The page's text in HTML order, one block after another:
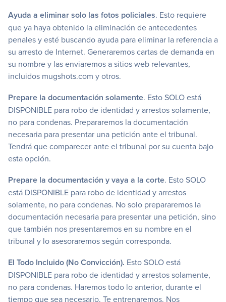
Ayuda a eliminar solo las fotos policiales. Esto requiere
que ya haya obtenido la eliminación de antecedentes
penales y esté buscando ayuda para eliminar la referencia a
su arresto de Internet. Generaremos cartas de demanda en
su nombre y las enviaremos a sitios web relevantes,
incluidos mugshots.com y otros.
Prepare la documentación solamente. Esto SOLO está
DISPONIBLE para robo de identidad y arrestos solamente,
no para condenas. Prepararemos la documentación
necesaria para presentar una petición ante el tribunal.
Tendrá que comparecer ante el tribunal por su cuenta bajo
esta opción.
Prepare la documentación y vaya a la corte. Esto SOLO
está DISPONIBLE para robo de identidad y arrestos
solamente, no para condenas. No solo prepararemos la
documentación necesaria para presentar una petición, sino
que también nos presentaremos en su nombre en el
tribunal y lo asesoraremos según corresponda.
El Todo Incluido (No Convicción). Esto SOLO está
DISPONIBLE para robo de identidad y arrestos solamente,
no para condenas. Haremos todo lo anterior, durante el
tiempo que sea necesario. Te entrenaremos. Nos